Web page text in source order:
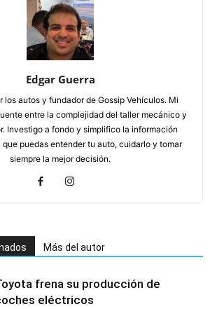
Edgar Guerra
los autos y fundador de Gossip Vehículos. Mi
entre la complejidad del taller mecánico y
Investigo a fondo y simplifico la información
puedas entender tu auto, cuidarlo y tomar
siempre la mejor decisión.
Más del autor
frena su producción de
eléctricos